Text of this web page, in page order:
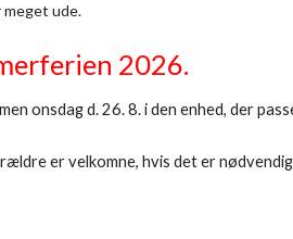
ude.
2026.
onsdag d. 26. 8.i den enhed, der
er velkomne, hvis det er